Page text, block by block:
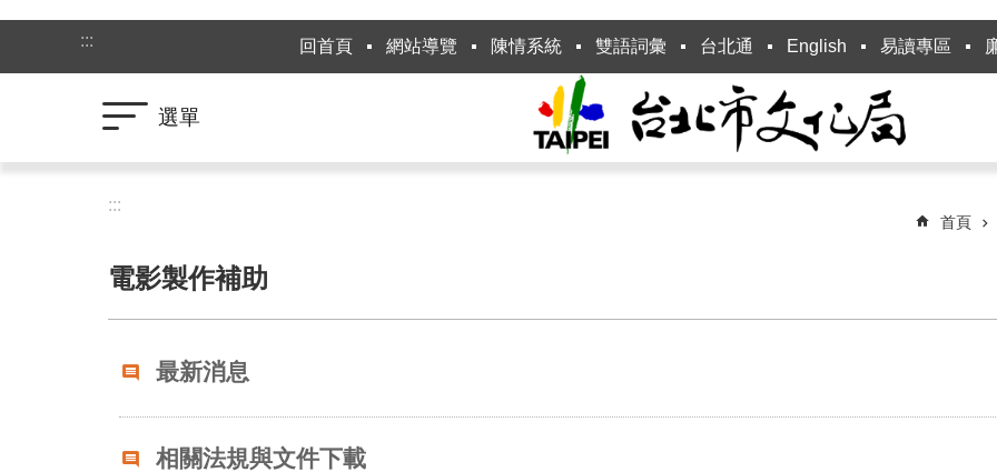
跳到主要內容區塊
:::
回首頁 網站導覽 陳情系統 雙語詞彙 台北通 English 易讀專區
選單
:::
首頁
電影製作補助
最新消息
相關法規與文件下載